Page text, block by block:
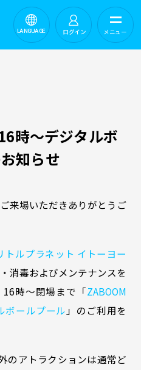
ログイン
LANGUAGE メニュー
時～デジタルボ
知らせ
来場いただきありがとうご
トルプラネット イトーヨー
消毒およびメンテナンスを
時～閉場まで「ZABOOM
ボールプール 」のご利用を
のアトラクションは通常ど